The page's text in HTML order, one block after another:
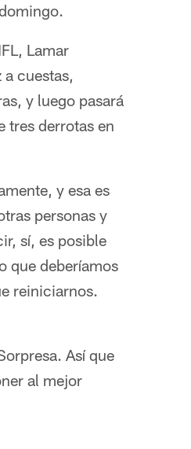
Lamar
cuestas,
y luego pasará
tres derrotas en
y esa es
personas y
sí, es posible
que deberíamos
reiniciarnos.
Así que
al mejor